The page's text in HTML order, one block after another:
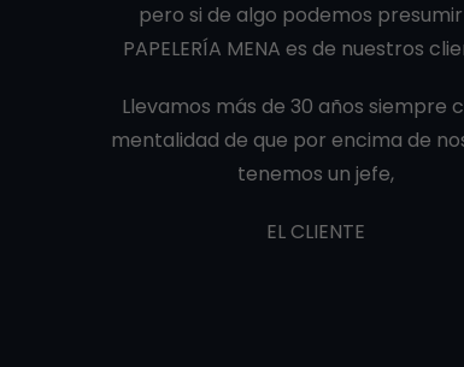
pero si de algo podemos
PAPELERÍA MENA es de nuestros
Llevamos más de 30 años siempre
mentalidad de que por encima de
tenemos un jefe,
EL CLIENTE